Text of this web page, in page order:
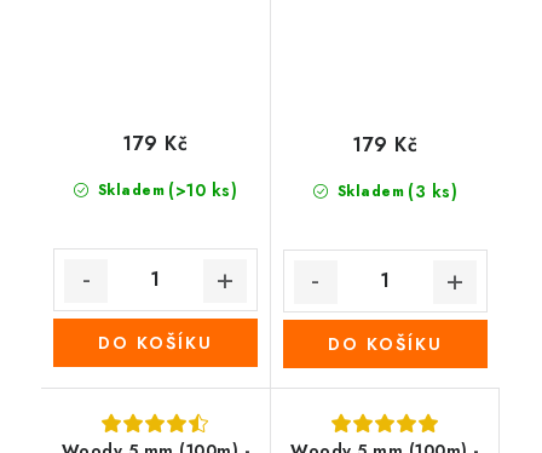
Skladem (>10 ks)
179 Kč
DO KOŠÍKU
Skladem (3 ks)
179 Kč
DO KOŠÍKU